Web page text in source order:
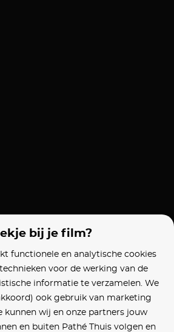
bij je film?
functionele en analytische cookies
voor de werking van de
informatie te verzamelen. We
ook gebruik van marketing
kunnen wij en onze partners jouw
en buiten Pathé Thuis volgen en